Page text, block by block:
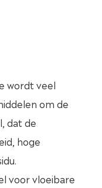
wordt veel
om de
dat de
hoge
voor vloeibare